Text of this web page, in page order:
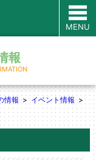
MENU
報
情報
イベント情報